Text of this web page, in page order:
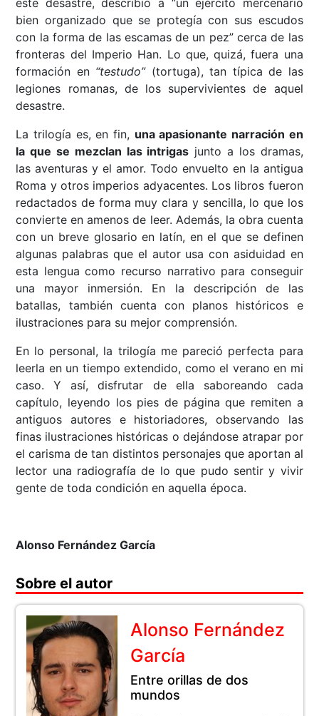
este desastre, describió a “un ejército mercenario
bien organizado que se protegía con sus escudos
con la forma de las escamas de un pez” cerca de las
fronteras del Imperio Han. Lo que, quizá, fuera una
formación en “testudo” (tortuga), tan típica de las
legiones romanas, de los supervivientes de aquel
desastre.
La trilogía es, en fin, una apasionante narración en
la que se mezclan las intrigas junto a los dramas,
las aventuras y el amor. Todo envuelto en la antigua
Roma y otros imperios adyacentes. Los libros fueron
redactados de forma muy clara y sencilla, lo que los
convierte en amenos de leer. Además, la obra cuenta
con un breve glosario en latín, en el que se definen
algunas palabras que el autor usa con asiduidad en
esta lengua como recurso narrativo para conseguir
una mayor inmersión. En la descripción de las
batallas, también cuenta con planos históricos e
ilustraciones para su mejor comprensión.
En lo personal, la trilogía me pareció perfecta para
leerla en un tiempo extendido, como el verano en mi
caso. Y así, disfrutar de ella saboreando cada
capítulo, leyendo los pies de página que remiten a
antiguos autores e historiadores, observando las
finas ilustraciones históricas o dejándose atrapar por
el carisma de tan distintos personajes que aportan al
lector una radiografía de lo que pudo sentir y vivir
gente de toda condición en aquella época.
Alonso Fernández García
Sobre el autor
Alonso Fernández
García
Entre orillas de dos
mundos